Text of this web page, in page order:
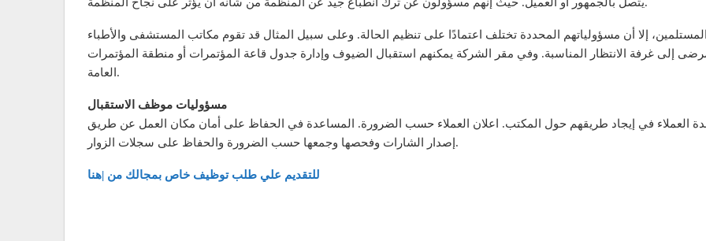
إلا أن مسؤولياتهم المحددة تختلف اعتمادًا على تنظيم الحالة. وعلى سبيل المثال قد تقوم مكاتب المستشفى والأطباء
إلى غرفة الانتظار المناسبة. وفي مقر الشركة يمكنهم استقبال الضيوف وإدارة جدول قاعة المؤتمرات أو منطقة المؤتمرات
العامة.
مسؤوليات موظف الاستقبال
العملاء في إيجاد طريقهم حول المكتب. اعلان العملاء حسب الضرورة. المساعدة في الحفاظ على أمان مكان العمل عن طريق
إصدار الشارات وفحصها وجمعها حسب الضرورة والحفاظ على سجلات الزوار.
للتقديم علي طلب توظيف خاص بمجالك من |هنا